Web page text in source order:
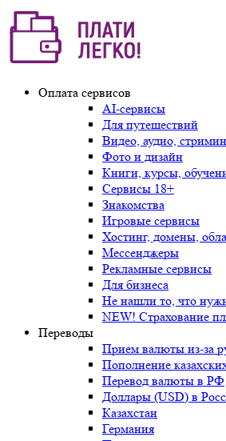
Оплата сервисов
AI-сервисы
Для путешествий
Видео, аудио,
Фото и дизайн
Книги, курсы,
Сервисы 18+
Знакомства
Игровые сервисы
Хостинг, домены,
Мессенджеры
Рекламные сервисы
Для бизнеса
Не нашли то, что
NEW! Страхование
Переводы
Прием валюты из-за
Пополнение
Перевод валюты в РФ
Доллары (USD) в
Казахстан
Германия